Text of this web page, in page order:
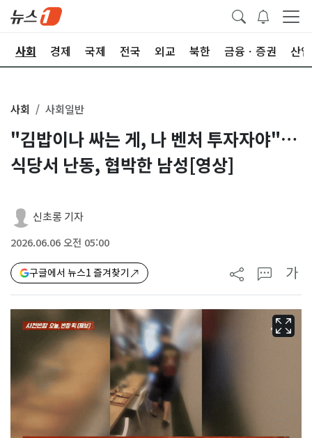
사회 경제 국제 전국 외교 북한 금융ㆍ증권 산업
사회 사회일반
"김밥이나 싸는 게, 나 벤처 투자자야"…
식당서 난동, 협박한 남성[영상]
신초롱 기자
2026.06.06 오전 05:00
구글에서 뉴스1 즐겨찾기 가